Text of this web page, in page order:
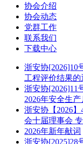
协会介绍
协会动态
党群工作
联系我们
下载中心
浙安协[2026]10
工程评价结果的
浙安协[2026]11
2026年安全生
浙安协【2026
会十届理事会
2026年新年献词
浙安协[2025]28